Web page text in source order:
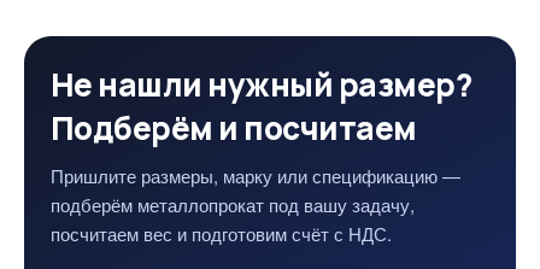
Не нашли нужный размер?
Подберём и посчитаем
Пришлите размеры, марку или спецификацию —
подберём металлопрокат под вашу задачу,
посчитаем вес и подготовим счёт с НДС.